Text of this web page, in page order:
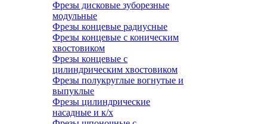
Фрезы дисковые зуборезные
модульные
Фрезы концевые радиусные
Фрезы концевые с коническим
хвостовиком
Фрезы концевые с
цилиндрическим хвостовиком
Фрезы полукруглые вогнутые и
выпуклые
Фрезы цилиндрические
насадные и к/х